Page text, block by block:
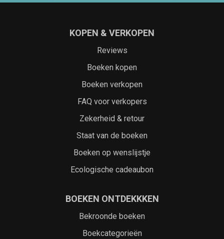
KOPEN & VERKOPEN
Reviews
Boeken kopen
Boeken verkopen
FAQ voor verkopers
Zekerheid & retour
Staat van de boeken
Boeken op wenslijstje
Ecologische cadeaubon
BOEKEN ONTDEKKKEN
Bekroonde boeken
Boekcategorieën